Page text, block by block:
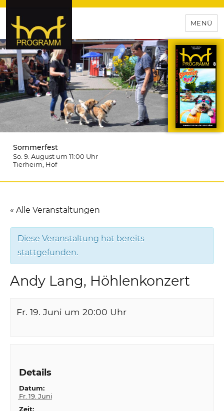
hof-programm – das
Veranstaltungsportal für
Hochfranken
MENÜ
Sommerfest
So. 9. August um 11:00 Uhr
Tierheim , Hof
« Alle Veranstaltungen
Diese Veranstaltung hat bereits
stattgefunden.
Andy Lang, Höhlenkonzert
Fr. 19. Juni um 20:00 Uhr
Details
Datum:
Fr. 19. Juni
Zeit: